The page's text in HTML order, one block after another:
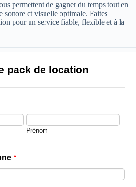
permettent de gagner du temps tout en
sonore et visuelle optimale. Faites
pour un service fiable, flexible et à la